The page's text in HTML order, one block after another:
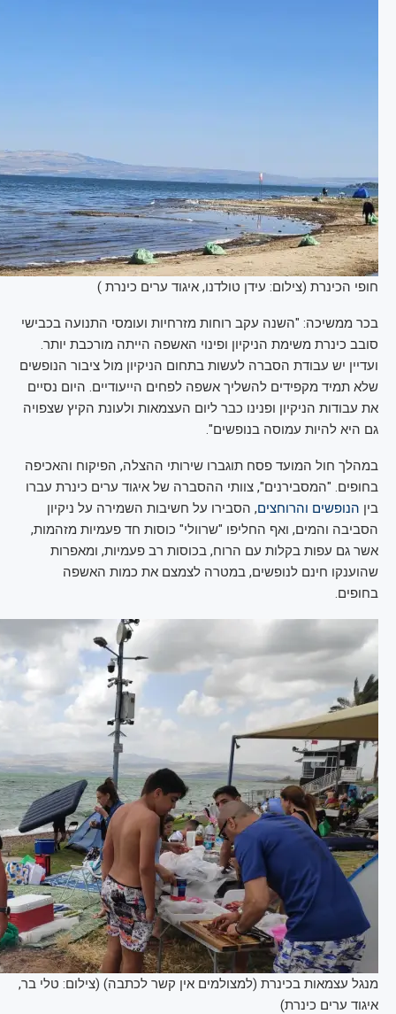
חופי הכינרת (צילום: עידן טולדנו, איגוד ערים כינרת )
בכר ממשיכה: "השנה עקב רוחות מזרחיות ועומסי התנועה בכבישי
סובב כינרת משימת הניקיון ופינוי האשפה הייתה מורכבת יותר.
ועדיין יש עבודת הסברה לעשות בתחום הניקיון מול ציבור הנופשים
שלא תמיד מקפידים להשליך אשפה לפחים הייעודיים. היום נסיים
את עבודות הניקיון ופנינו כבר ליום העצמאות ולעונת הקיץ שצפויה
גם היא להיות עמוסה בנופשים".
במהלך חול המועד פסח תוגברו שירותי ההצלה, הפיקוח והאכיפה
בחופים. "המסבירנים", צוותי ההסברה של איגוד ערים כינרת עברו
בין הנופשים והרוחצים, הסבירו על חשיבות השמירה על ניקיון
הסביבה והמים, ואף החליפו "שרוולי" כוסות חד פעמיות מזהמות,
אשר גם עפות בקלות עם הרוח, בכוסות רב פעמיות, ומאפרות
שהוענקו חינם לנופשים, במטרה לצמצם את כמות האשפה
בחופים.
מנגל עצמאות בכינרת (למצולמים אין קשר לכתבה) (צילום: טלי בר,
איגוד ערים כינרת)